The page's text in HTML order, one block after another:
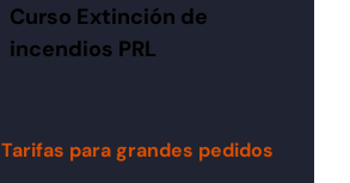
Curso Extinción de
incendios PRL
Tarifas para grandes pedidos